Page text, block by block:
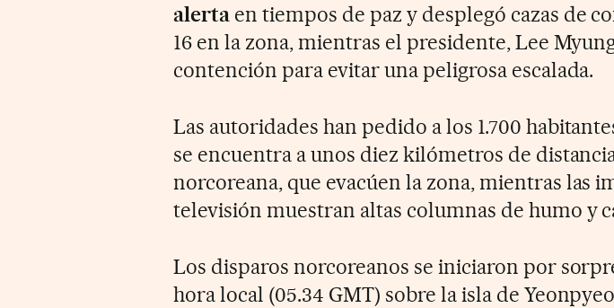
alerta en tiempos de paz y desplegó cazas de
16 en la zona, mientras el presidente, Lee
contención para evitar una peligrosa escalada.
Las autoridades han pedido a los 1.700
se encuentra a unos diez kilómetros de
norcoreana, que evacúen la zona, mientras las
televisión muestran altas columnas de humo y
Los disparos norcoreanos se iniciaron por
hora local (05.34 GMT) sobre la isla de